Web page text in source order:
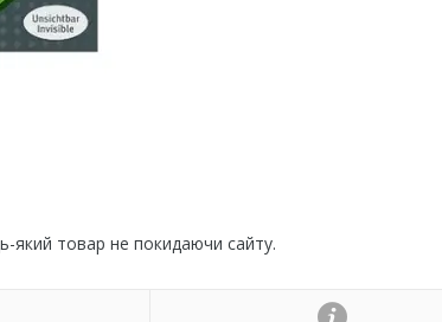
який товар не покидаючи сайту.